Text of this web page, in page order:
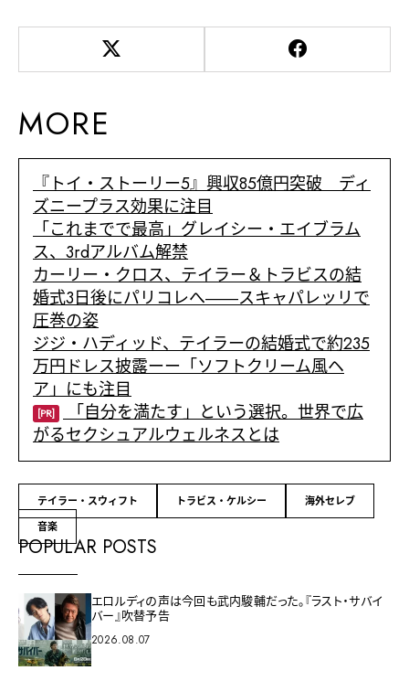
MORE
『トイ・ストーリー5』興収85億円突破 ディ
ズニープラス効果に注目
「これまでで最高」グレイシー・エイブラム
ス、3rdアルバム解禁
カーリー・クロス、テイラー＆トラビスの結
婚式3日後にパリコレへ――スキャパレッリで
圧巻の姿
ジジ・ハディッド、テイラーの結婚式で約235
万円ドレス披露ーー「ソフトクリーム風ヘ
ア」にも注目
[PR]
「自分を満たす」という選択。世界で広
がるセクシュアルウェルネスとは
テイラー・スウィフト トラビス・ケルシー
海外セレブ
音楽
POPULAR POSTS
エロルディの声は今回も武内駿輔だった。『ラスト・サバイ
バー』吹替予告
2026.08.07